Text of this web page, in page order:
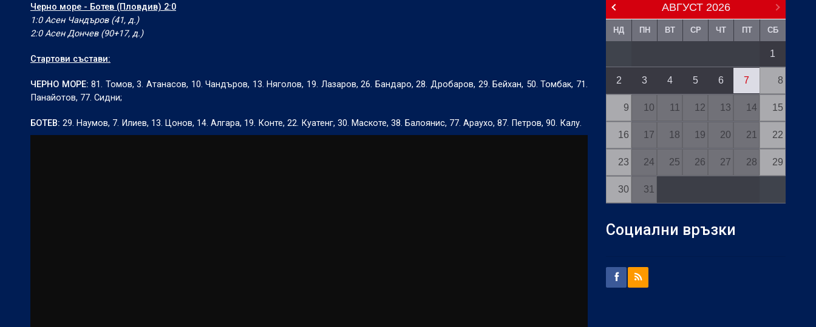
Черно море - Ботев (Пловдив) 2:0
1:0 Асен Чандъров (41, д.)
2:0 Асен Дончев (90+17, д.)
Стартови състави:
ЧЕРНО МОРЕ:81. Томов, 3. Атанасов, 10. Чандъров, 13. Няголов, 19. Лазаров, 26. Бандаро, 28. Дробаров, 29. Бейхан, 50. Томбак, 71.
Панайотов, 77. Сидни;
БОТЕВ: 29. Наумов, 7. Илиев, 13. Цонов, 14. Алгара, 19. Конте, 22. Куатенг, 30. Маскоте, 38. Балоянис, 77. Араухо, 87. Петров, 90. Калу.
АВГУСТ 2026
НД ПН ВТ СР ЧТ ПТ СБ
1
2 3 4 5 6 7 8
9 10 11 12 13 14 15
16 17 18 19 20 21 22
23 24 25 26 27 28 29
30 31
Социални връзки